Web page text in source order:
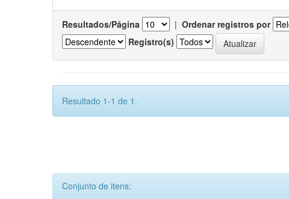
Resultados/Página | Ordenar registros por
Registro(s)
Resultado 1-1 de 1.
Conjunto de itens: